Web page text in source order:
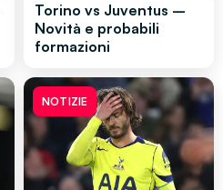
Torino vs Juventus –
Novità e probabili
formazioni
NOTIZIE